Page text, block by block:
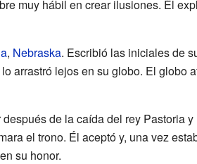
muy hábil en crear ilusiones. Él
, Nebraska. Escribió las iniciales de
arrastró lejos en su globo. El globo
de la caída del rey Pastoria
el trono. Él aceptó y, una vez
su honor.